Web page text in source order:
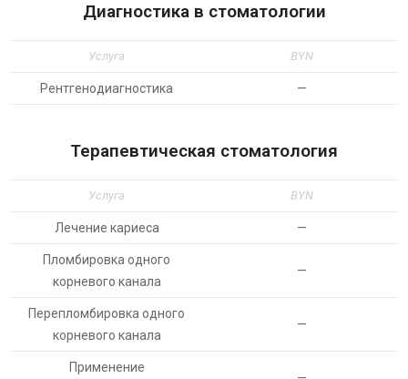
Диагностика в стоматологии
Услуга BYN
Рентгенодиагностика —
Терапевтическая стоматология
Услуга BYN
Лечение кариеса —
Пломбировка одного
корневого канала
—
Перепломбировка одного
корневого канала
—
Применение